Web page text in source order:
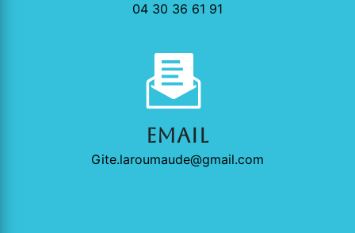
04 30 36 61 91
Email
gite.laroumaude@gmail.com